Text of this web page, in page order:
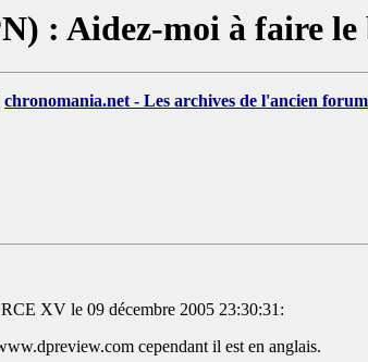
: Aidez-moi à faire le
chronomania.net - Les archives de l'ancien forum
XV le 09 décembre 2005 23:30:31:
cependant il est en anglais.